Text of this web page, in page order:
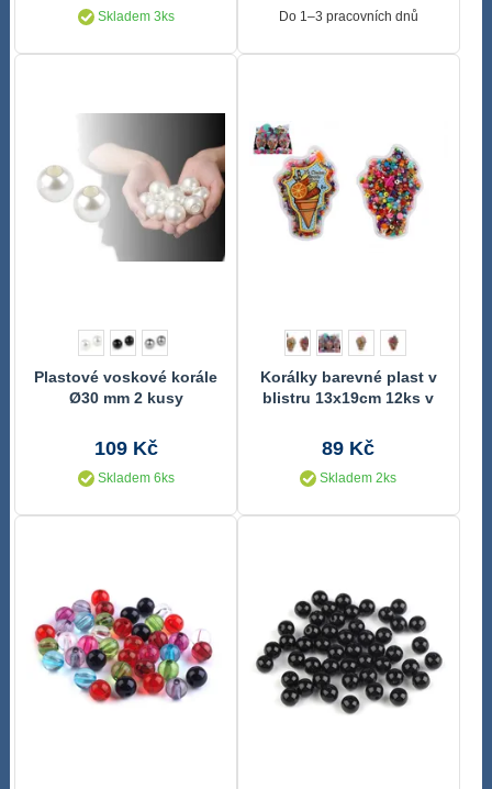
Skladem 3ks Do 1–3 pracovních dnů
Plastové voskové korále
Ø30 mm 2 kusy
109 Kč
Skladem 6ks
Korálky barevné plast v
blistru 13x19cm 12ks v
89 Kč
Skladem 2ks